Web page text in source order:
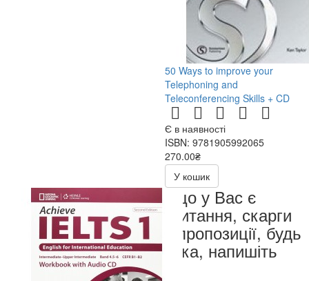
50 Ways to improve your
Telephoning and
Teleconferencing Skills + CD
Є в наявності
ISBN: 9781905992065
270.00₴
540.00₴
У кошик
Якщо у Вас є
запитання, скарги
чи пропозиції, будь
ласка, напишіть
нам